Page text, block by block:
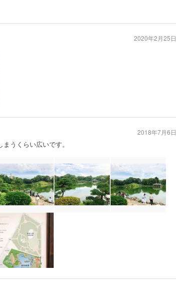
2020年2月25日
うくらい広いです。
2018年7月6日